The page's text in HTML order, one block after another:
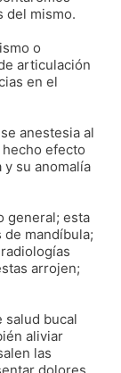
del mismo.
o
articulación
en el
anestesia al
efecto
su anomalía
general; esta
mandíbula;
arrojen;
salud bucal
aliviar
las